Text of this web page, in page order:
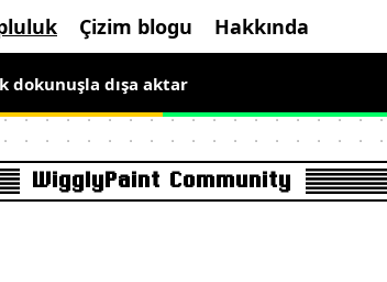
Çizim blogu Hakkında
hareketli piksel sanatı çiz
dokunuşla dışa aktar
WigglyPaint Community